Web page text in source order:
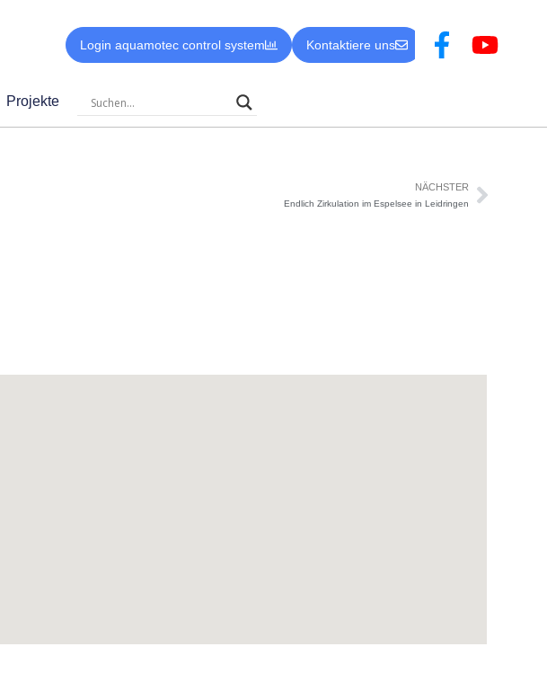
Login aquamotec control system Kontaktiere uns
Projekte
NÄCHSTER
Endlich Zirkulation im Espelsee in Leidringen